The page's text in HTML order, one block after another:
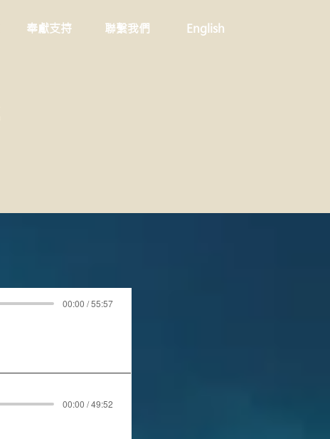
奉獻支持 聯繫我們 English
00:00 / 55:57
00:00 / 49:52